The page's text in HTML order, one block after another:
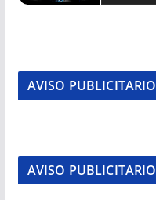
AVISO PUBLICITARIO
AVISO PUBLICITARIO